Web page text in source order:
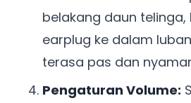
belakang daun telinga,
earplug ke dalam
terasa pas dan
Pengaturan Volume: